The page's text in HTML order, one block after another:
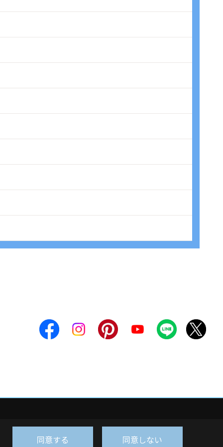
同意する 同意しない